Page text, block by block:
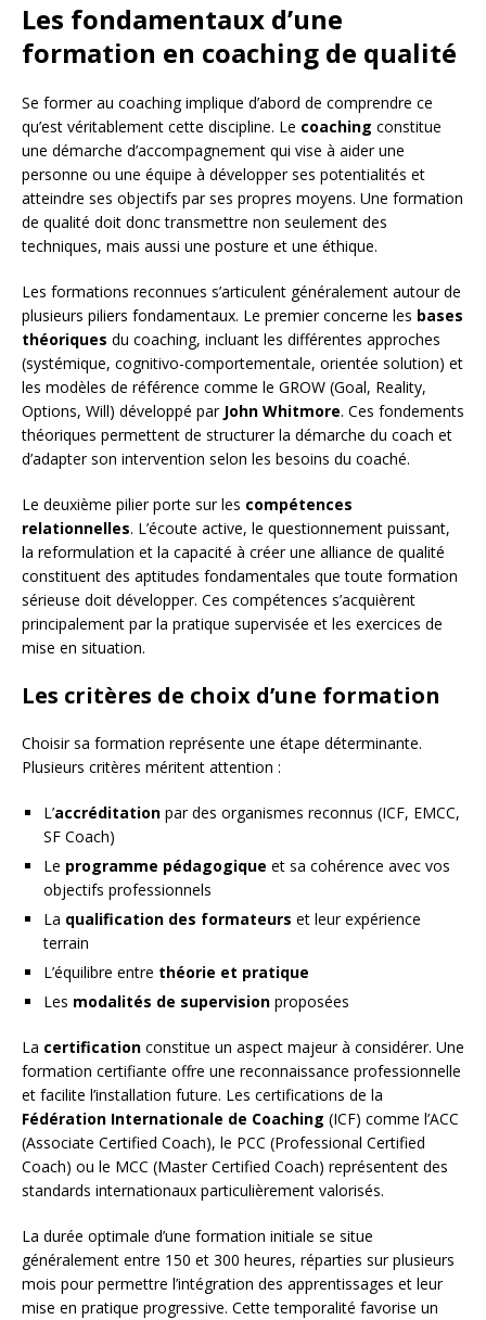
Les fondamentaux d’une
formation en coaching de qualité
Se former au coaching implique d’abord de comprendre ce
qu’est véritablement cette discipline. Le coaching constitue
une démarche d’accompagnement qui vise à aider une
personne ou une équipe à développer ses potentialités et
atteindre ses objectifs par ses propres moyens. Une formation
de qualité doit donc transmettre non seulement des
techniques, mais aussi une posture et une éthique.
Les formations reconnues s’articulent généralement autour de
plusieurs piliers fondamentaux. Le premier concerne les bases
théoriques du coaching, incluant les différentes approches
(systémique, cognitivo-comportementale, orientée solution) et
les modèles de référence comme le GROW (Goal, Reality,
Options, Will) développé par John Whitmore. Ces fondements
théoriques permettent de structurer la démarche du coach et
d’adapter son intervention selon les besoins du coaché.
Le deuxième pilier porte sur les compétences
relationnelles. L’écoute active, le questionnement puissant,
la reformulation et la capacité à créer une alliance de qualité
constituent des aptitudes fondamentales que toute formation
sérieuse doit développer. Ces compétences s’acquièrent
principalement par la pratique supervisée et les exercices de
mise en situation.
Les critères de choix d’une formation
Choisir sa formation représente une étape déterminante.
Plusieurs critères méritent attention :
L’accréditation par des organismes reconnus (ICF, EMCC,
SF Coach)
Le programme pédagogique et sa cohérence avec vos
objectifs professionnels
La qualification des formateurs et leur expérience
terrain
L’équilibre entre théorie et pratique
Les modalités de supervision proposées
La certification constitue un aspect majeur à considérer. Une
formation certifiante offre une reconnaissance professionnelle
et facilite l’installation future. Les certifications de la
Fédération Internationale de Coaching (ICF) comme l’ACC
(Associate Certified Coach), le PCC (Professional Certified
Coach) ou le MCC (Master Certified Coach) représentent des
standards internationaux particulièrement valorisés.
La durée optimale d’une formation initiale se situe
généralement entre 150 et 300 heures, réparties sur plusieurs
mois pour permettre l’intégration des apprentissages et leur
mise en pratique progressive. Cette temporalité favorise un